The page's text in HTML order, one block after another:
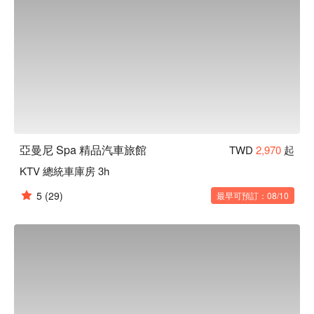
亞曼尼 Spa 精品汽車旅館 TWD 2,970 起
KTV 總統車庫房 3h
5 (29) 最早可預訂：08/10